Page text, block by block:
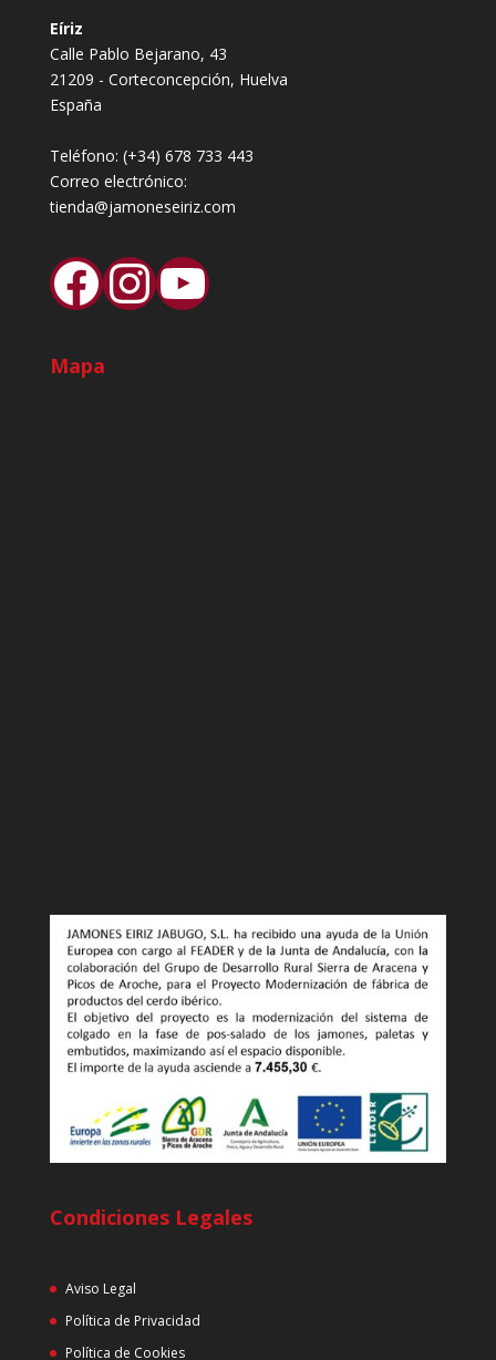
Eíriz
Calle Pablo Bejarano, 43
21209 - Corteconcepción, Huelva
España
Teléfono: (+34) 678 733 443
Correo electrónico:
tienda@jamoneseiriz.com
Facebook
Instagram
YouTube
Mapa
Condiciones Legales
Aviso Legal
Política de Privacidad
Política de Cookies